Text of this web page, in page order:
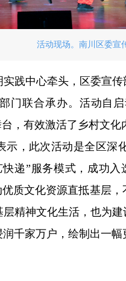
活动现场。南川区委宣
践中心牵头，区委宣
门联合承办。活动自
，有效激活了乡村文化
示，此次活动是全区深
递”服务模式，成功
优质文化资源直抵基层
精神文化生活，也为
千家万户，绘制出一幅